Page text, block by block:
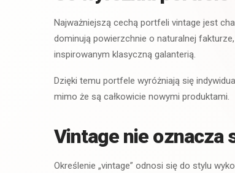
Najważniejszą cechą portfeli vintage jest
dominują powierzchnie o naturalnej
inspirowanym klasyczną galanterią.
Dzięki temu portfele wyróżniają się
mimo że są całkowicie nowymi produktami.
Vintage nie oznacza
Określenie „vintage” odnosi się do stylu